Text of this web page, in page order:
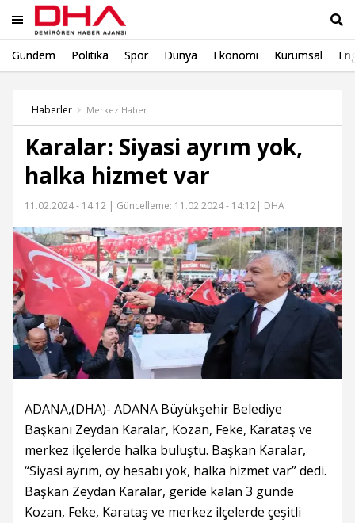
Gündem Politika Spor Dünya Ekonomi Kurumsal
Haberler Merkez Haber
Karalar: Siyasi ayrım yok,
halka hizmet var
11.02.2024 - 14:12 | Güncelleme: 11.02.2024 - 14:12| DHA
ADANA,(DHA)- ADANA Büyükşehir Belediye
Başkanı Zeydan Karalar, Kozan, Feke, Karataş ve
merkez ilçelerde halka buluştu. Başkan Karalar,
“Siyasi ayrım, oy hesabı yok, halka hizmet var” dedi.
Başkan Zeydan Karalar, geride kalan 3 günde
Kozan, Feke, Karataş ve merkez ilçelerde çeşitli